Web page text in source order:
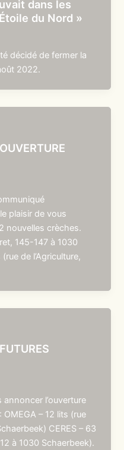
dans les
du Nord »
décidé de fermer la
2022.
plaisir de vous
nouvelles crèches.
145-147 à 1030
de l’Agriculture,
l’ouverture
– 12 lits (rue
CERES – 63
à 1030 Schaerbeek).